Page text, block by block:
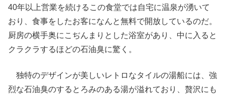
40年以上営業を続けるこの食堂では自宅に温泉が湧いて
おり、食事をしたお客になんと無料で開放しているのだ。
厨房の横手奥にこぢんまりとした浴室があり、中に入ると
クラクラするほどの石油臭に驚く。
独特のデザインが美しいレトロなタイルの湯船には、強
烈な石油臭のするとろみのある湯が溢れており、贅沢にも